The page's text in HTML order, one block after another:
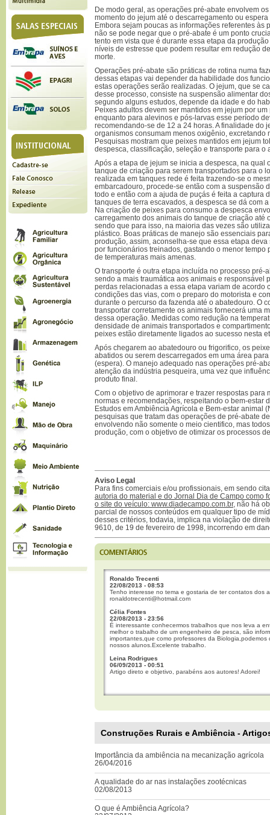
De modo geral, as operações pré-abate envolvem
momento do jejum até o descarregamento ou
Embora sejam poucas as informações referentes às
não se pode negar que o pré-abate é um ponto
tento em vista que é durante essa etapa da
níveis de estresse que podem resultar em redução
morte.
Operações pré-abate são práticas de rotina numa
dessas etapas vai depender da habilidade dos
estas operações serão realizadas. O jejum, que se
desse processo, consiste na suspensão alimentar
segundo alguns estudos, depende da idade e do
Peixes adultos devem ser mantidos em jejum por
enquanto para alevinos e pós-larvas esse período
recomendando-se de 12 a 24 horas. A finalidade do
organismos consumam menos oxigênio, excretando
Pesquisas mostram que peixes mantidos em jejum
despesca, classificação, seleção e transporte para o
Após a etapa de jejum se inicia a despesca, na qual
tanque de criação para serem transportados para o
realizada em tanques rede é feita trazendo-se o
embarcadouro, procede-se então com a suspensão
todo e então com a ajuda de puçás é feita a captura
tanques de terra escavados, a despesca se dá com
Na criação de peixes para consumo a despesca
carregamento dos animais do tanque de criação até
sendo que para isso, na maioria das vezes são
plástico. Boas práticas de manejo são essenciais
produção, assim, aconselha-se que essa etapa
por funcionários treinados, gastando o menor tempo
de temperaturas mais amenas.
O transporte é outra etapa incluída no processo pré-
sendo a mais traumática aos animais e responsável
perdas relacionadas a essa etapa variam de acordo
condições das vias, com o preparo do motorista e
durante o percurso da fazenda até o abatedouro. O
transportar corretamente os animais fornecerá uma
dessa operação. Medidas como redução na
densidade de animais transportados e
peixes estão diretamente ligados ao sucesso nesta
Após chegarem ao abatedouro ou frigorifico, os
abatidos ou serem descarregados em uma área
(espera). O manejo adequado nas operações pré-
atenção da indústria pesqueira, uma vez que
produto final.
Com o objetivo de aprimorar e trazer respostas para
normas e recomendações, respeitando o bem-estar
Estudos em Ambiência Agrícola e Bem-estar animal
pesquisas que tratam das operações de pré-abate
envolvendo não somente o meio cientifico, mas
produção, com o objetivo de otimizar os processos
Aviso Legal
Para fins comerciais e/ou profissionais, em sendo
autoria do material e do Jornal Dia de Campo como
o site do veículo: www.diadecampo.com.br, não há
parcial de nossos conteúdos em qualquer tipo de
desses critérios, todavia, implica na violação de
9610, de 19 de fevereiro de 1998, incorrendo em
Ronaldo Trecenti
22/08/2013 - 08:53
Tenho interesse no tema e gostaria de ter contatos dos
ronaldotrecenti@hotmail.com
Célia Fontes
22/08/2013 - 23:56
É interessante conhecermos trabalhos que nos leva a
melhor o trabalho de um engenheiro de pesca, são
importantes,que como professores da Biologia,podemos
nossos alunos.Excelente trabalho.
Leina Rodrigues
06/09/2013 - 00:51
Artigo direto e objetivo, parabéns aos autores! Adorei!
Construções Rurais e Ambiência -
Importância da ambiência na mecanização agrícola
26/04/2016
A qualidade do ar nas instalações zootécnicas
02/08/2013
O que é Ambiência Agrícola?